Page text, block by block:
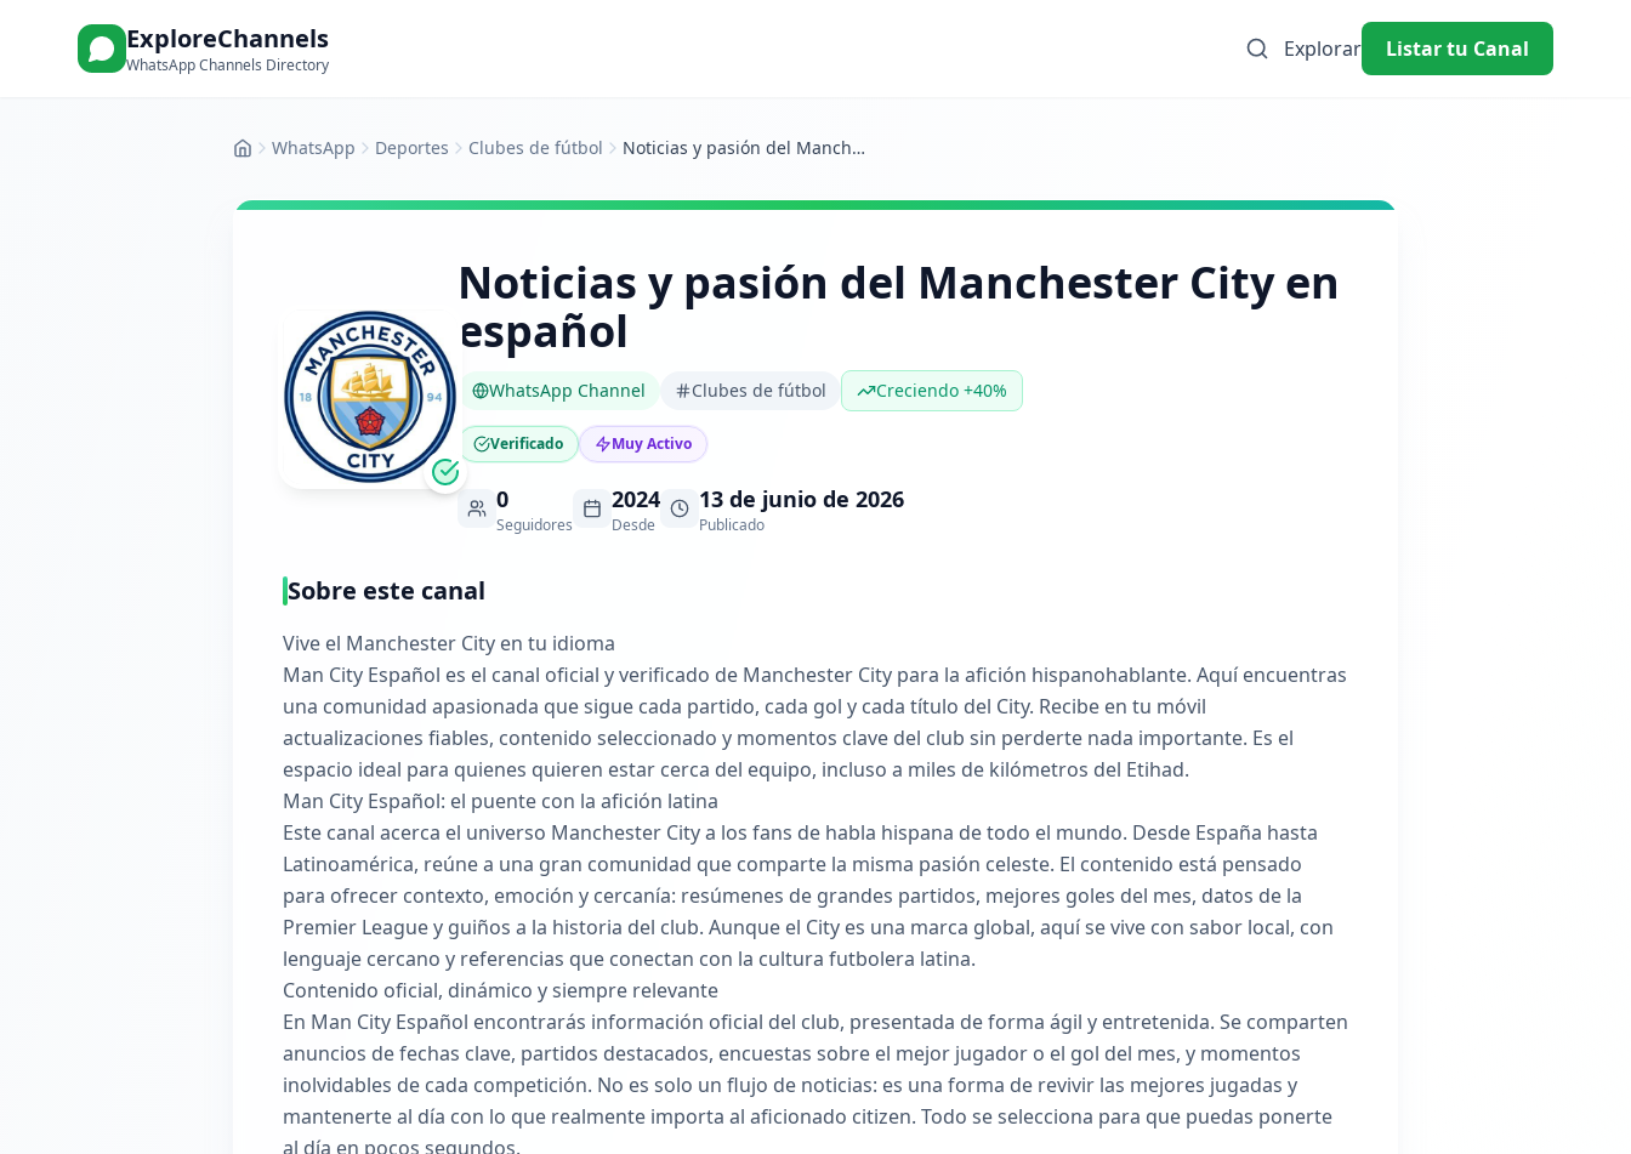
ExploreChannels
WhatsApp Channels Directory
Explorar Listar tu Canal
InicioWhatsApp Deportes Clubes de fútbol Noticias y pasión del Manchester City en español
Noticias y pasión del Manchester City en
español
WhatsApp Channel Clubes de fútbol Creciendo +40%
Verificado Muy Activo
0
Seguidores
2024
Desde
13 de junio de 2026
Publicado
Sobre este canal
Vive el Manchester City en tu idioma
Man City Español es el canal oficial y verificado de Manchester City para la afición hispanohablante. Aquí encuentras
una comunidad apasionada que sigue cada partido, cada gol y cada título del City. Recibe en tu móvil
actualizaciones fiables, contenido seleccionado y momentos clave del club sin perderte nada importante. Es el
espacio ideal para quienes quieren estar cerca del equipo, incluso a miles de kilómetros del Etihad.
Man City Español: el puente con la afición latina
Este canal acerca el universo Manchester City a los fans de habla hispana de todo el mundo. Desde España hasta
Latinoamérica, reúne a una gran comunidad que comparte la misma pasión celeste. El contenido está pensado
para ofrecer contexto, emoción y cercanía: resúmenes de grandes partidos, mejores goles del mes, datos de la
Premier League y guiños a la historia del club. Aunque el City es una marca global, aquí se vive con sabor local, con
lenguaje cercano y referencias que conectan con la cultura futbolera latina.
Contenido oficial, dinámico y siempre relevante
En Man City Español encontrarás información oficial del club, presentada de forma ágil y entretenida. Se comparten
anuncios de fechas clave, partidos destacados, encuestas sobre el mejor jugador o el gol del mes, y momentos
inolvidables de cada competición. No es solo un flujo de noticias: es una forma de revivir las mejores jugadas y
mantenerte al día con lo que realmente importa al aficionado citizen. Todo se selecciona para que puedas ponerte
al día en pocos segundos.